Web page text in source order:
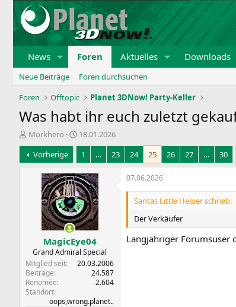
News Foren Aktuelles Downloads
Neue Beiträge
Foren durchsuchen
Foren
Offtopic Planet 3DNow! Party-Keller
Was habt ihr euch zuletzt
E
r
s
t
Morkhero
E
r
t
e
l
l
t
a
m
18.01.2026
Vorherige
1 … 23 24 25 26 27 … 30
MagicEye04
Grand Admiral Special
Mitglied seit
20.03.2006
Beiträge
24.587
Renomée
2.604
Standort
oops,wrong.planet..
07.06.2026
Santas Little Helper schrieb:
Der Verkäufer
Langjähriger Forumsuser